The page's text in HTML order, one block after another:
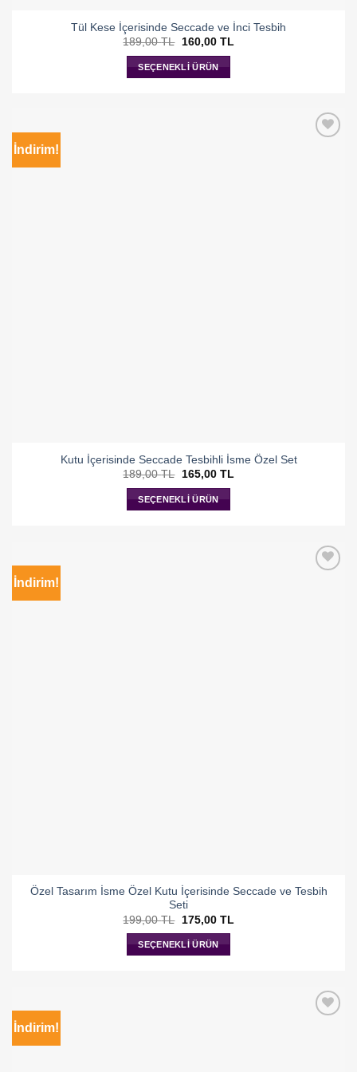
Tül Kese İçerisinde Seccade ve İnci Tesbih
189,00TL
Orijinal
189,00 TL.
160,00 TL
SEÇENEKLI ÜRÜN
İndirim!
Kutu İçerisinde Seccade Tesbihli İsme Özel Set
189,00TL
Orijinal
189,00 TL.
165,00 TLŞu
SEÇENEKLI ÜRÜN
İndirim!
Özel Tasarım İsme Özel Kutu İçerisinde Seccade ve Tesbih
Seti
199,00TL
Orijinal
fiyat:
199,00 TL.
175,00 TL
SEÇENEKLI ÜRÜN
İndirim!